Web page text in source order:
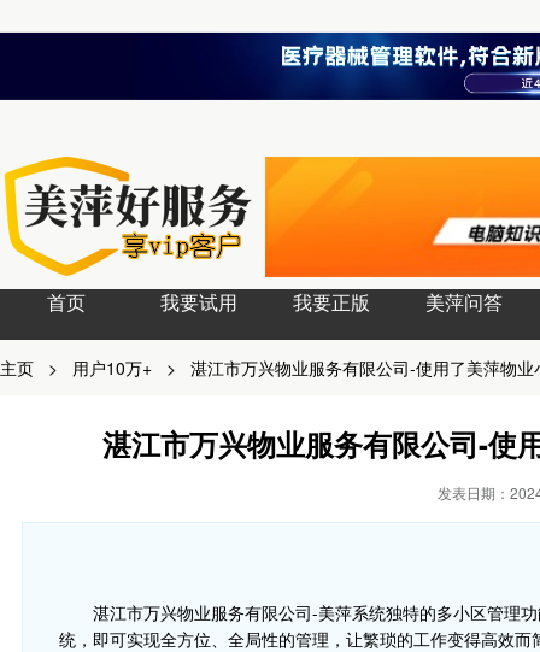
首页 我要试用 我要正版 美萍问答
主页 > 用户10万+ > 湛江市万兴物业服务有限公司-使用了美萍物
湛江市万兴物业服务有限公司-使
发表日期：
湛江市万兴物业服务有限公司-美萍系统独特的多小区管理
统，即可实现全方位、全局性的管理，让繁琐的工作变得高效而